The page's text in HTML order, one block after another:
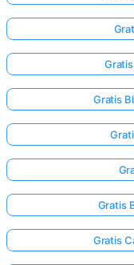
Gratis
Gratis
Gratis